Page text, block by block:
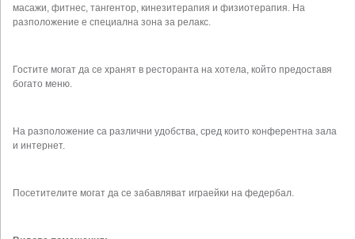
масажи, фитнес, тангентор, кинезитерапия и физиотерапия. На
разположение е специална зона за релакс.
Гостите могат да се хранят в ресторанта на хотела, който предоставя
богато меню.
На разположение са различни удобства, сред които конферентна зала
и интернет.
Посетителите могат да се забавляват играейки на федербал.